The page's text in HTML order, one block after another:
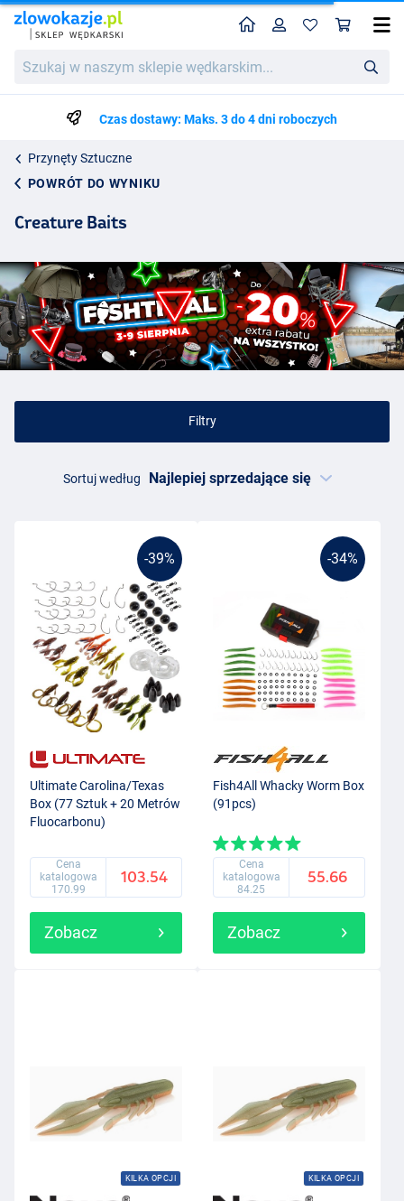
w
wędkarskim...
HomeProfil
Czas dostawy: Maks. 3 do 4 dni roboczych
Przynęty Sztuczne
POWRÓT DO WYNIKU
Creature Baits
Filtry
Sortuj według
-39%
Ultimate Carolina/Texas
Box (77 Sztuk + 20 Metrów
Fluocarbonu)
Cena
katalogowa
170.99
103.54
Zobacz
-34%
Fish4All Whacky Worm Box
(91pcs)
Cena
katalogowa
84.25
55.66
Zobacz
KILKA OPCJI KILKA OPCJI